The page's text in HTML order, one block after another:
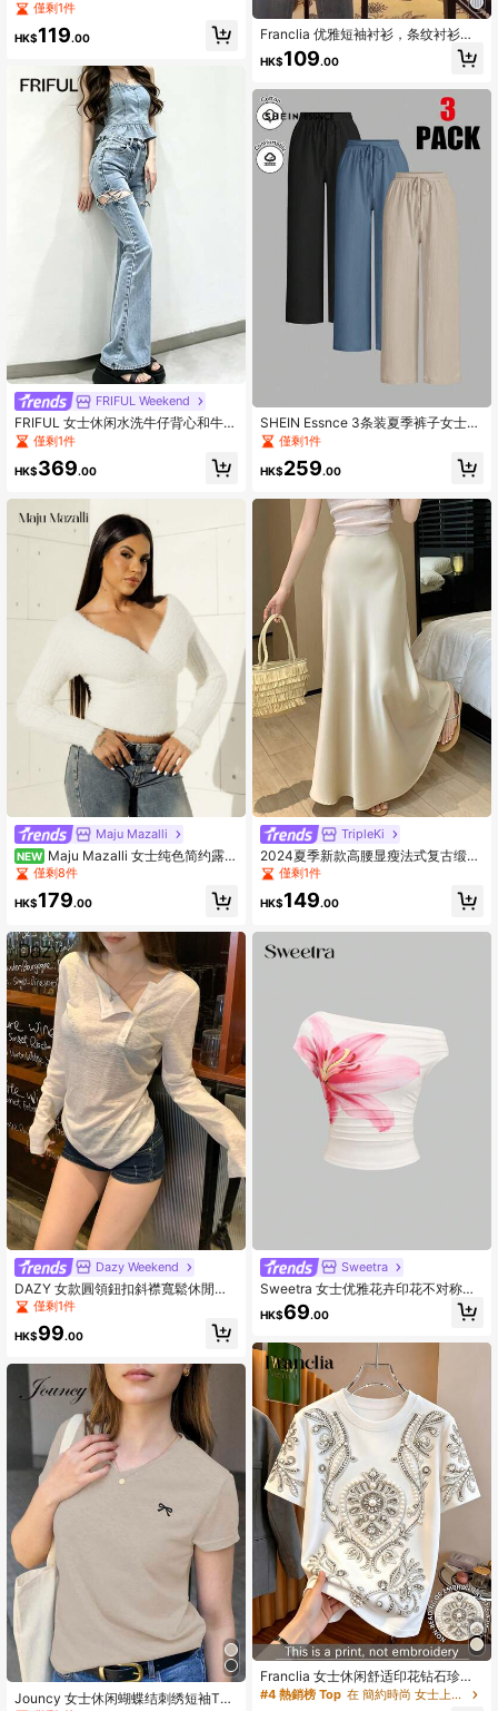
梭织短裤，休闲通勤风，配腰带；复
古高腰A字阔腿；优雅女士短裤；休闲
女士短裤；优雅；女士夏季；休闲
僅剩1件
HK$119.00
FRIFUL Weekend
FRIFUL 女士休闲水洗牛仔背心和牛仔
裤套装，夏季
僅剩1件
HK$369.00
Maju Mazalli
NEW Maju Mazalli 女士纯色简约露肩
长袖毛衣，日常穿着，冬季，女士冬
上衣，性感毛衣，性感白色毛衣，白
冬季女装，海滩度假。
僅剩8件
HK$179.00
Dazy Weekend
DAZY 女款圓領鈕扣斜襟寬鬆休閒罩
衫，百搭春季上衣，夏季長袖
僅剩1件
HK$99.00
Jouncy 女士休闲蝴蝶结刺绣短袖T
Franclia 优雅短袖衬衫，条纹衬衫，
修腰泡泡袖上衣，适合女性
HK$109.00
SHEIN Essnce 3条装夏季裤子女士纯
色腰系带阔腿宽松休闲裤
僅剩1件
HK$259.00
TripleKi
2024夏季新款高腰显瘦法式复古缎面
鱼尾褶裙，女士休闲春季款
僅剩1件
HK$149.00
Sweetra
Sweetra 女士优雅花卉印花不对称领
口褶饰上衣
HK$69.00
Franclia 女士休闲舒适印花钻石珍珠
装饰短袖圆领T恤
#4 熱銷榜 Top 在 簡約時尚 女士上衣、襯衫和T恤